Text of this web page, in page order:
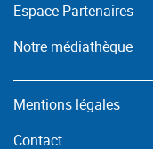
Espace Partenaires
Notre médiathèque
Mentions légales
Contact